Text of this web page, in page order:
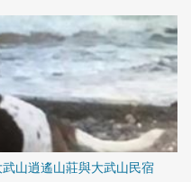
山逍遙山莊與大武山民宿